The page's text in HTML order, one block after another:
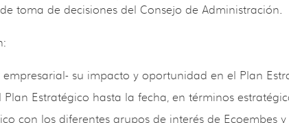
toma de decisiones del Consejo de Administración.
su impacto y oportunidad en el Plan
Estratégico hasta la fecha, en términos
con los diferentes grupos de interés de Ecoembes y